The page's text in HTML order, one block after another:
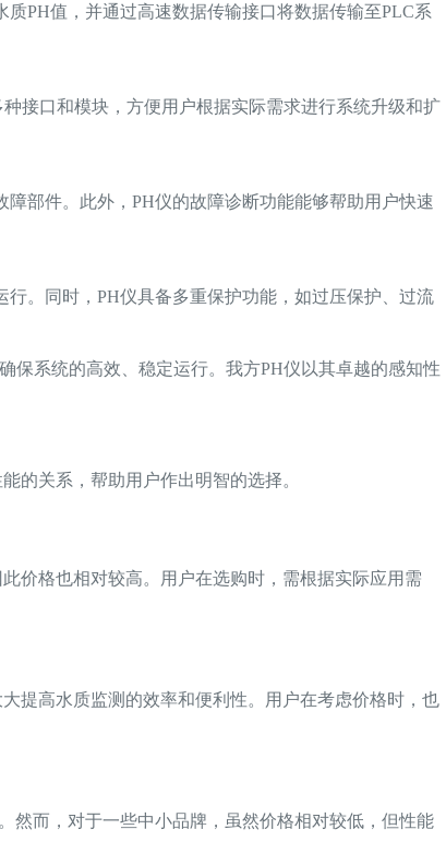
PH值，并通过高速数据传输接口将数据传输至PLC系
接口和模块，方便用户根据实际需求进行系统升级和扩
部件。此外，PH仪的故障诊断功能能够帮助用户快速
。同时，PH仪具备多重保护功能，如过压保护、过流
保系统的高效、稳定运行。我方PH仪以其卓越的感知性
的关系，帮助用户作出明智的选择。
价格也相对较高。用户在选购时，需根据实际应用需
提高水质监测的效率和便利性。用户在考虑价格时，也
然而，对于一些中小品牌，虽然价格相对较低，但性能